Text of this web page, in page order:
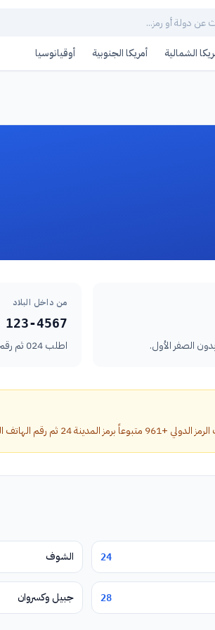
الشمالية أمريكا الجنوبية أوقيانوسيا
من داخل البلاد
123-4567
اطلب 024 ثم رقم الهاتف.
المحلي بدون الصفر الأول.
24 الشوف
28 جبيل وكسروان